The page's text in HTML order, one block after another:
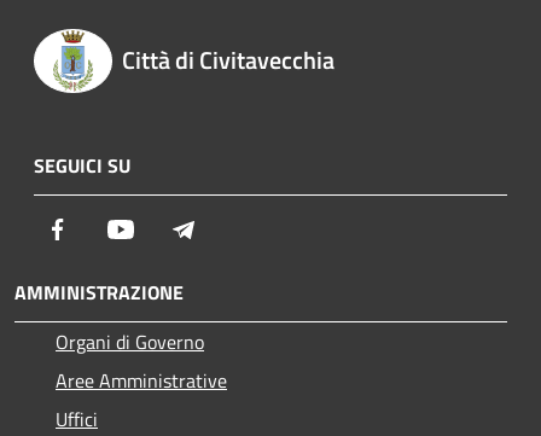
Città di Civitavecchia
SEGUICI SU
Facebook Youtube
AMMINISTRAZIONE
Organi di Governo
Aree Amministrative
Uffici